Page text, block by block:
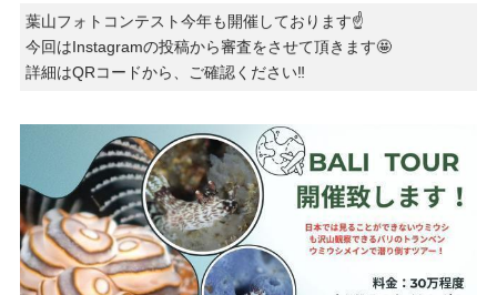
葉山フォトコンテスト今年も開催しております☝️
今回はInstagramの投稿から審査をさせて頂きます🤩
詳細はQRコードから、ご確認ください‼️